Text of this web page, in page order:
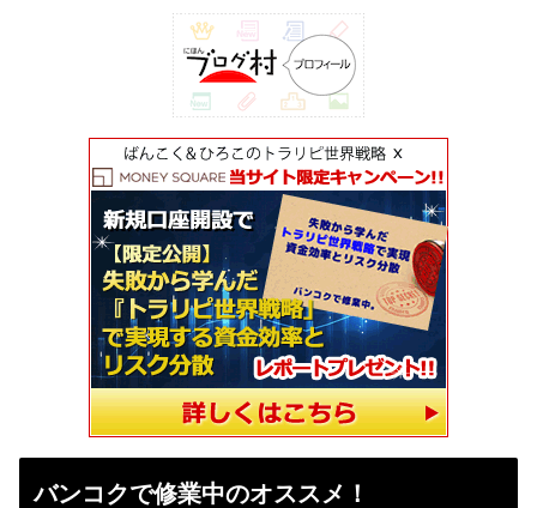
バンコクで修業中のオススメ！